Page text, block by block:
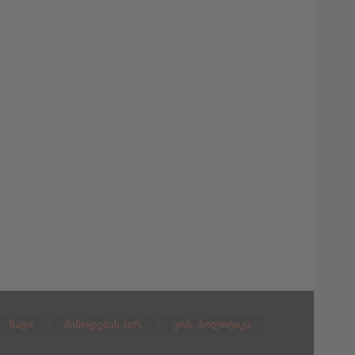
მიწოდების პირ. კონ. პოლიტიკა
ჩატი